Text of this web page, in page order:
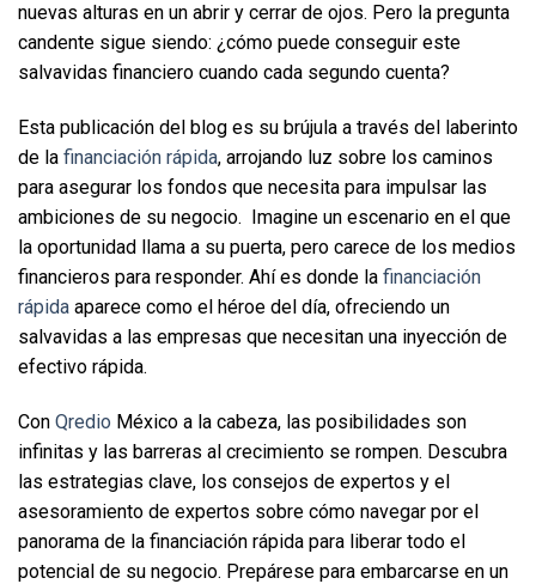
nuevas alturas en un abrir y cerrar de ojos. Pero la pregunta
candente sigue siendo: ¿cómo puede conseguir este
salvavidas financiero cuando cada segundo cuenta?
Esta publicación del blog es su brújula a través del laberinto
de la financiación rápida, arrojando luz sobre los caminos
para asegurar los fondos que necesita para impulsar las
ambiciones de su negocio.  Imagine un escenario en el que
la oportunidad llama a su puerta, pero carece de los medios
financieros para responder. Ahí es donde la financiación
rápida aparece como el héroe del día, ofreciendo un
salvavidas a las empresas que necesitan una inyección de
efectivo rápida.
Con Qredio México a la cabeza, las posibilidades son
infinitas y las barreras al crecimiento se rompen. Descubra
las estrategias clave, los consejos de expertos y el
asesoramiento de expertos sobre cómo navegar por el
panorama de la financiación rápida para liberar todo el
potencial de su negocio. Prepárese para embarcarse en un